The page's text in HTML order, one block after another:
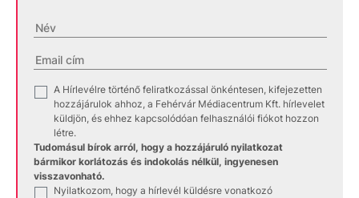
A Hírlevélre történő feliratkozással önkéntesen, kifejezetten
hozzájárulok ahhoz, a Fehérvár Médiacentrum Kft. hírlevelet
küldjön, és ehhez kapcsolódóan felhasználói fiókot hozzon
létre.
Tudomásul bírok arról, hogy a hozzájáruló nyilatkozat
bármikor korlátozás és indokolás nélkül, ingyenesen
visszavonható.
Nyilatkozom, hogy a hírlevél küldésre vonatkozó